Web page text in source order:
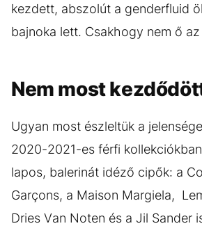
kezdett, abszolút a genderfluid
bajnoka lett. Csakhogy nem ő
Nem most
Ugyan most észleltük a
2020-2021-es férfi
lapos, balerinát idéző cipők: a
Garçons, a Maison Margiela,
Dries Van Noten és a Jil Sander